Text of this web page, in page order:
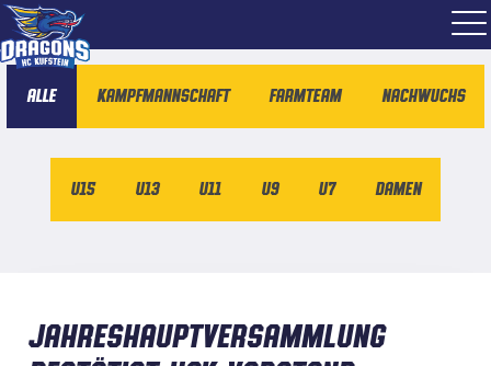
Alle Kampfmannschaft Farmteam Nachwuchs
U15 U13 U11 U9 U7 Damen
Jahreshauptversammlung